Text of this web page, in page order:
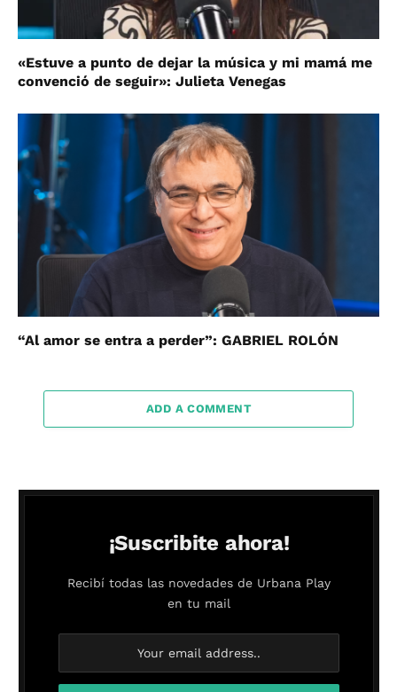
«Estuve a punto de dejar la música y mi mamá me
convenció de seguir»: Julieta Venegas
“Al amor se entra a perder”: GABRIEL ROLÓN
ADD A COMMENT
¡Suscribite ahora!
Recibí todas las novedades de Urbana Play
en tu mail